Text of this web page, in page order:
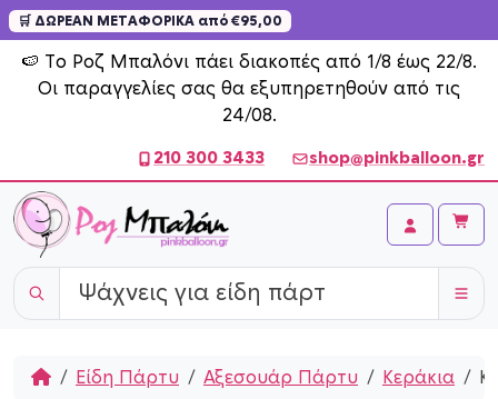
🛒 ΔΩΡΕΑΝ ΜΕΤΑΦΟΡΙΚΑ από €95,00
🍉 Το Ροζ Μπαλόνι πάει διακοπές από 1/8 έως 22/8.
Οι παραγγελίες σας θα εξυπηρετηθούν από τις
24/08.
Skip to content
210 300 3433 shop@pinkballoon.gr
Account
Cart
HomeΕίδη Πάρτυ Αξεσουάρ Πάρτυ Κεράκια